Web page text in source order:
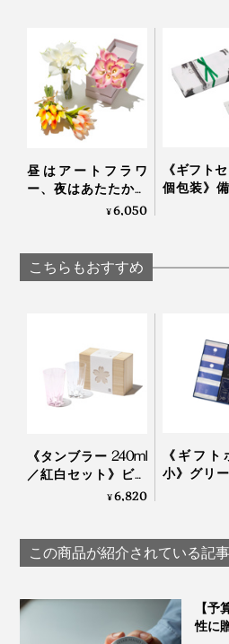
いことがありそうな予感に、ワ
モチーフの種類は9種類。オ
本のシンボル「富士山」のほ
昼はアートフラワ
ー、夜はあたたかな
ムードライトになる
STUDIOヴィアケース
タジオ
¥6,050
《ギフト
個包装》
いねいに
こちらもおすすめ
《タンブラー 240ml
／紅白セット》ビー
ルやハイボールに、
ス（桐箱付き）｜
Sakurasaku
¥6,820
《ギフ
小》グリ
の“自然
う「全身シ
＆バスソ
ーベル 満
この商品が紹介されている記事
【
性に